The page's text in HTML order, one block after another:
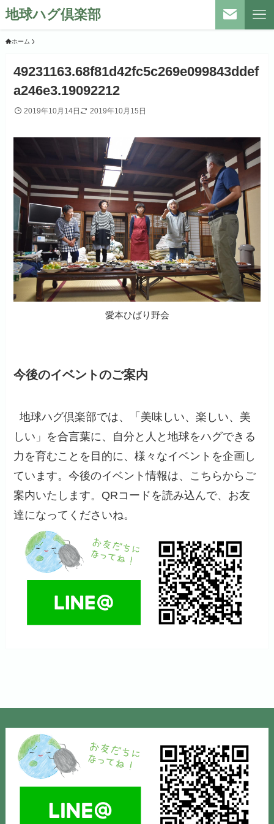
地球ハグ倶楽部
ホーム
49231163.68f81d42fc5c269e099843ddef
a246e3.19092212
2019年10月14日 2019年10月15日
愛本ひばり野会
今後のイベントのご案内
地球ハグ倶楽部では、「美味しい、楽しい、美
しい」を合言葉に、自分と人と地球をハグできる
力を育むことを目的に、様々なイベントを企画し
ています。今後のイベント情報は、こちらからご
案内いたします。QRコードを読み込んで、お友
達になってくださいね。